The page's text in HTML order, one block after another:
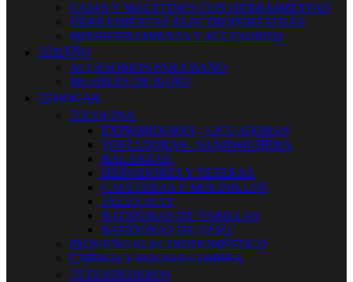
CAJAS Y MALETINES CON HERRAMIENTAS
HERRAMIENTAS ELECTROPORTATILES
MINIHERRAMIENTA Y ACCESORIOS
 BAÑO
ACCESORIOS PARA BAÑO
MUEBLES DE BAÑO
 HOGAR
 COCINA
EXPRIMIDORES - LICUADORAS
TOSTADORAS - SANDWICHERA
BALANZAS
HERVIDORES Y TETERAS
CAFETERAS Y MOLINILLOS
FREIDORAS
BATIDORAS DE VARILLAS
BATIDORAS DE VASO
PEQUEÑO ELECTRODOMESTICO
CARROS Y BOLSAS COMPRA
 TENDEDEROS